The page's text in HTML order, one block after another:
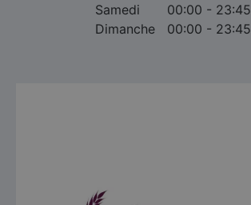
Samedi
00:00 - 23:45
Dimanche
00:00 - 23:45